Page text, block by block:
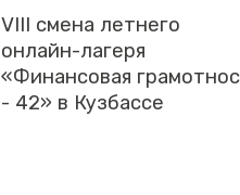
VIII смена летнего
онлайн-лагеря
«Финансовая
- 42» в Кузбассе